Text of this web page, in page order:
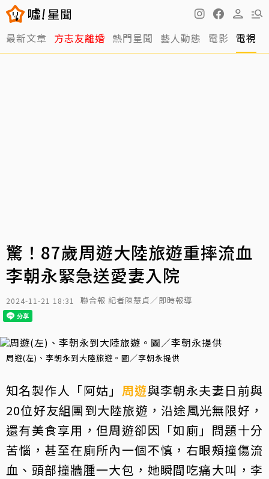
最新文章 方志友離婚 熱門星聞 藝人動態 電影 電視
驚！87歲周遊大陸旅遊重摔流血
李朝永緊急送愛妻入院
2024-11-21 18:31 聯合報 記者陳慧貞／即時報導
周遊(左)、李朝永到大陸旅遊。圖／李朝永提供
知名製作人「阿姑」 周遊與李朝永夫妻日前與
20位好友組團到大陸旅遊，沿途風光無限好，
還有美食享用，但周遊卻因「如廁」問題十分
苦惱，甚至在廁所內一個不慎，右眼頰撞傷流
血、頭部撞牆腫一大包，她瞬間吃痛大叫，李